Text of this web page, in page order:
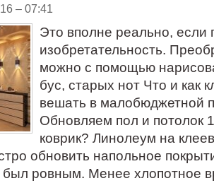
– 07:41
Это вполне реально, если
изобретательность.
можно с помощью
бус, старых нот Что и как
вешать в малобюджетной
Обновляем пол и потолок
коврик? Линолеум на
обновить напольное
был ровным. Менее хлопотное